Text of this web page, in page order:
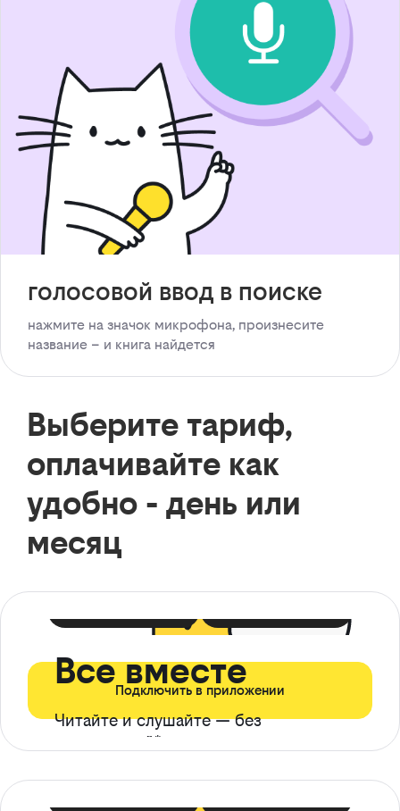
голосовой ввод в поиске
нажмите на значок микрофона, произнесите
название – и книга найдется
Выберите тариф,
оплачивайте как
удобно - день или
месяц
Все вместе
Читайте и слушайте — без
ограничений*
Подключить в приложении